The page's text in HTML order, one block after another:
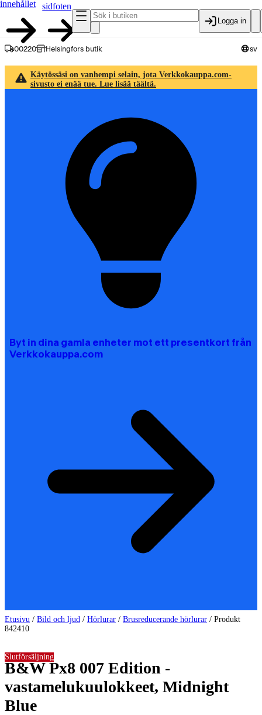
innehållet
sidfoten
Logga in
00220 Helsingfors butik sv
Käytössäsi on vanhempi selain, jota Verkkokauppa.com-
sivusto ei enää tue. Lue lisää täältä.
Byt in dina gamla enheter mot ett presentkort från
Verkkokauppa.com
Etusivu / Bild och ljud / Hörlurar / Brusreducerande hörlurar / Produkt
842410
B&W Px8 007 Edition -
vastamelukuulokkeet, Midnight
Blue
Slutförsäljning